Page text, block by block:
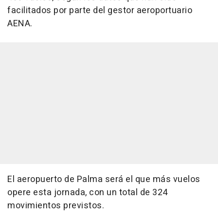
facilitados por parte del gestor aeroportuario
AENA.
El aeropuerto de Palma será el que más vuelos
opere esta jornada, con un total de 324
movimientos previstos.